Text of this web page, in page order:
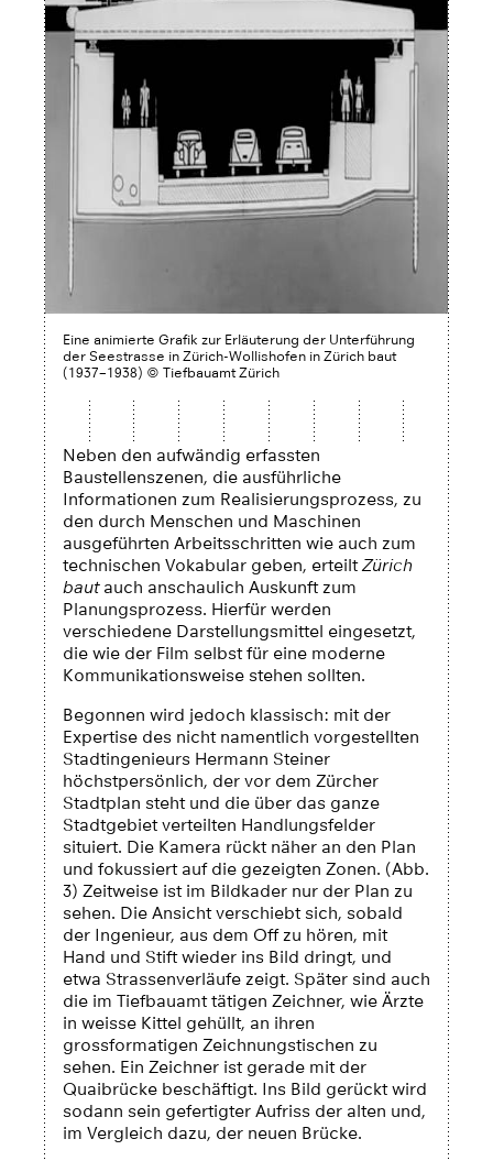
Eine animierte Grafik zur Erläuterung der Unterführung
der Seestrasse in Zürich-Wollishofen in Zürich baut
(1937–1938) © Tiefbauamt Zürich
Neben den aufwändig erfassten
Baustellenszenen, die ausführliche
Informationen zum Realisierungsprozess, zu
den durch Menschen und Maschinen
ausgeführten Arbeitsschritten wie auch zum
technischen Vokabular geben, erteiltZürich
bautauch anschaulich Auskunft zum
Planungsprozess. Hierfür werden
verschiedene Darstellungsmittel eingesetzt,
die wie der Film selbst für eine moderne
Kommunikationsweise stehen sollten.
Begonnen wird jedoch klassisch: mit der
Expertise des nicht namentlich vorgestellten
Stadtingenieurs Hermann Steiner
höchstpersönlich, der vor dem Zürcher
Stadtplan steht und die über das ganze
Stadtgebiet verteilten Handlungsfelder
situiert. Die Kamera rückt näher an den Plan
und fokussiert auf die gezeigten Zonen. (Abb.
3) Zeitweise ist im Bildkader nur der Plan zu
sehen. Die Ansicht verschiebt sich, sobald
der Ingenieur, aus dem Off zu hören, mit
Hand und Stift wieder ins Bild dringt, und
etwa Strassenverläufe zeigt. Später sind auch
die im Tiefbauamt tätigen Zeichner, wie Ärzte
in weisse Kittel gehüllt, an ihren
grossformatigen Zeichnungstischen zu
sehen. Ein Zeichner ist gerade mit der
Quaibrücke beschäftigt. Ins Bild gerückt wird
sodann sein gefertigter Aufriss der alten und,
im Vergleich dazu, der neuen Brücke.